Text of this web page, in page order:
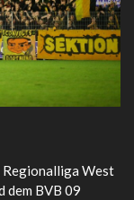
Regionalliga West
dem BVB 09